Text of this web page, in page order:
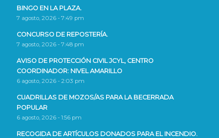
BINGO EN LA PLAZA.
7 agosto, 2026 - 7:49 pm
CONCURSO DE REPOSTERÍA.
7 agosto, 2026 - 7:48 pm
AVISO DE PROTECCIÓN CIVIL JCYL, CENTRO
COORDINADOR: NIVEL AMARILLO
6 agosto, 2026 - 2:03 pm
CUADRILLAS DE MOZOS/AS PARA LA BECERRADA
POPULAR
6 agosto, 2026 - 1:56 pm
RECOGIDA DE ARTÍCULOS DONADOS PARA EL INCENDIO.